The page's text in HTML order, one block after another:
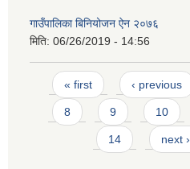
गाउँपालिका बिनियोजन ऐन २०७६
मिति: 06/26/2019 - 14:56
Pages
« first ‹ previous
8 9 10
14 next ›